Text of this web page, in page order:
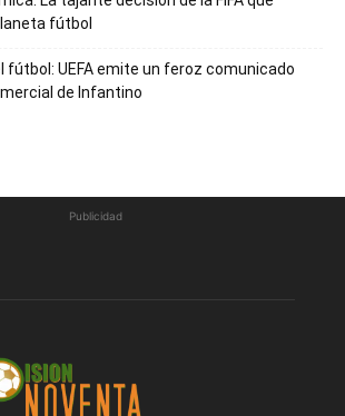
fútbol
fútbol: UEFA emite un feroz comunicado
de Infantino
Publicidad